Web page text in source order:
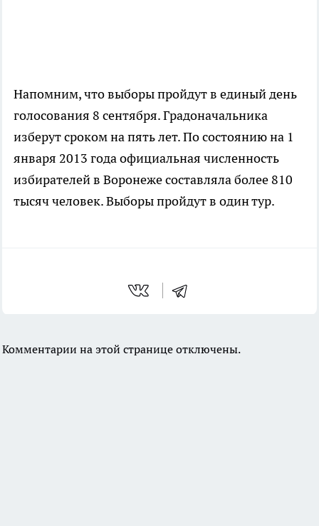
Напомним, что выборы пройдут в единый день
голосования 8 сентября. Градоначальника
изберут сроком на пять лет. По состоянию на 1
января 2013 года официальная численность
избирателей в Воронеже составляла более 810
тысяч человек. Выборы пройдут в один тур.
Комментарии на этой странице отключены.